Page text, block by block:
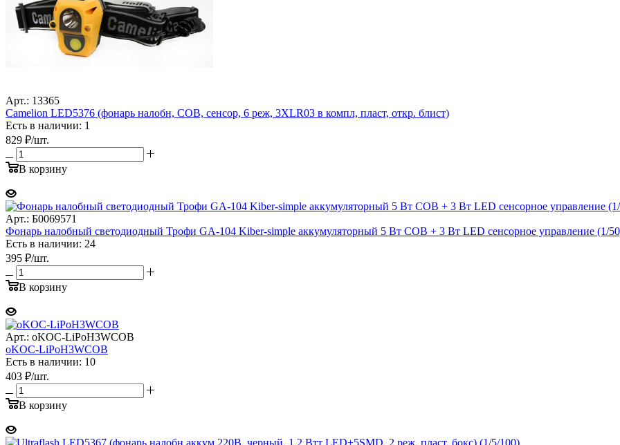
Арт.: 13365
Camelion LED5376 (фонарь налобн, COB, сенсор, 6 реж, 3XLR03 в компл, пласт, откр. блист)
Есть в наличии: 1
829 ₽/шт.
В корзину
Арт.: Б0069571
Фонарь налобный светодиодный Трофи GA-104 Kiber-simple аккумуляторный 5 Вт COB + 3 Вт LED сенсорное управление (1/
Есть в наличии: 24
395 ₽/шт.
В корзину
Арт.: oKOC-LiPoH3WCOB
oKOC-LiPoH3WCOB
Есть в наличии: 10
403 ₽/шт.
В корзину